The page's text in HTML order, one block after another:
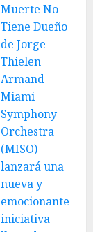
Muerte No
Tiene Dueño
de Jorge
Thielen
Armand
Miami
Symphony
Orchestra
(MISO)
lanzará una
nueva y
emocionante
iniciativa